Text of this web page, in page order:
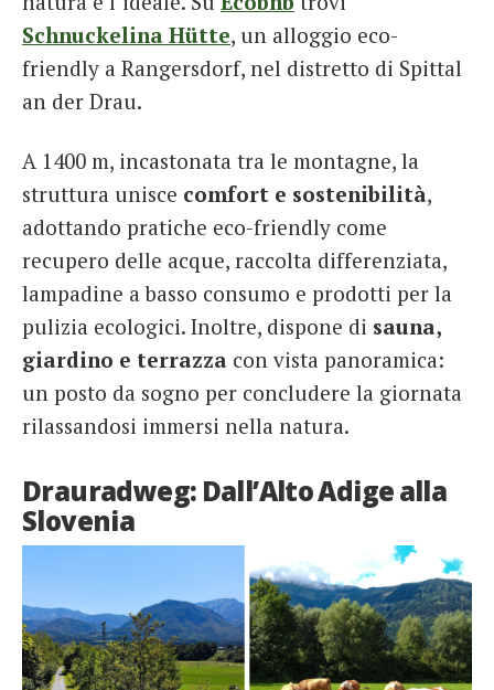
Schnuckelina Hütte, un alloggio eco-
friendly a Rangersdorf, nel distretto di Spittal
an der Drau.
A 1400 m, incastonata tra le montagne, la
struttura unisce comfort e sostenibilità,
adottando pratiche eco-friendly come
recupero delle acque, raccolta differenziata,
lampadine a basso consumo e prodotti per la
pulizia ecologici. Inoltre, dispone di sauna,
giardino e terrazza con vista panoramica:
un posto da sogno per concludere la giornata
rilassandosi immersi nella natura.
Drauradweg: Dall’Alto Adige alla
Slovenia